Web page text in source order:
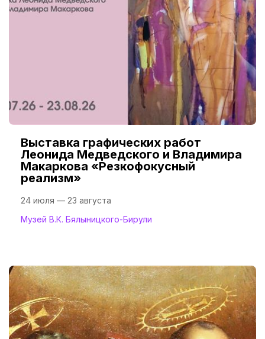
Выставка графических работ
Леонида Медведского и Владимира
Макаркова «Резкофокусный
реализм»
24 июля — 23 августа
Музей В.К. Бялыницкого-Бирули